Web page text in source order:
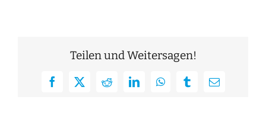
Teilen und Weitersagen!
Facebook
X RedditLinkedInWhatsAppTumblrE-